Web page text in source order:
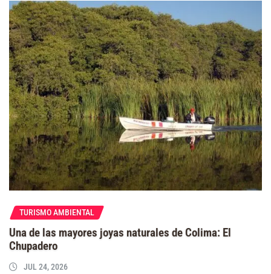
TURISMO AMBIENTAL
Una de las mayores joyas naturales de Colima: El
Chupadero
JUL 24, 2026